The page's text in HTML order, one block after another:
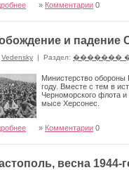
» Комментарии 0
и падение
Vedensky | Раздел: �������
Министерство обороны
году. Вместе с тем в
Черноморского флота и
мысе Херсонес.
» Комментарии 0
весна 1944-